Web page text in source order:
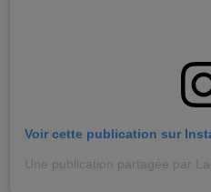
Voir cette publication sur
Une publication partagée par